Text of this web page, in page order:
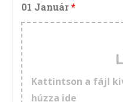
01 Január
Kattintson a fájl
húzza ide